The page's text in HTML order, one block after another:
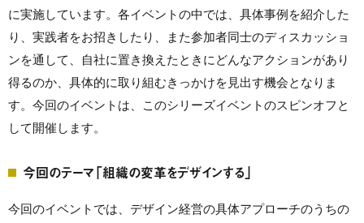
に実施しています。各イベントの中では、具体事例を紹介した
り、実践者をお招きしたり、また参加者同士のディスカッショ
ンを通して、自社に置き換えたときにどんなアクションがあり
得るのか、具体的に取り組むきっかけを見出す機会となりま
す。今回のイベントは、このシリーズイベントのスピンオフと
して開催します。
今回のテーマ「組織の変革をデザインする」
今回のイベントでは、デザイン経営の具体アプローチのうちの